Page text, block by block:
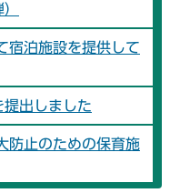
宿泊施設を提供して
出しました
防止のための保育施